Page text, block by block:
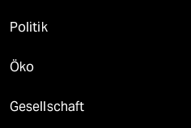
Politik
Öko
Gesellschaft